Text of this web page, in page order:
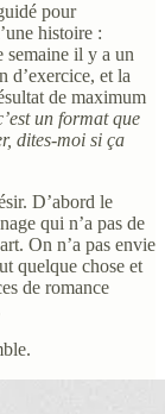
pour
histoire :
il y a un
d’exercice, et la
de maximum
un format que
dites-moi si ça
D’abord le
qui n’a pas de
On n’a pas envie
quelque chose et
de romance